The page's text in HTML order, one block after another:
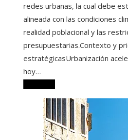
redes urbanas, la cual debe
alineada con las condiciones
realidad poblacional y las
presupuestarias.Contexto y
estratégicasUrbanización
hoy…